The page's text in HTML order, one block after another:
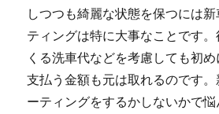
しつつも綺麗な状態を保つには
ティングは特に大事なことです
くる洗車代などを考慮しても初
支払う金額も元は取れるのです
ーティングをするかしないかで